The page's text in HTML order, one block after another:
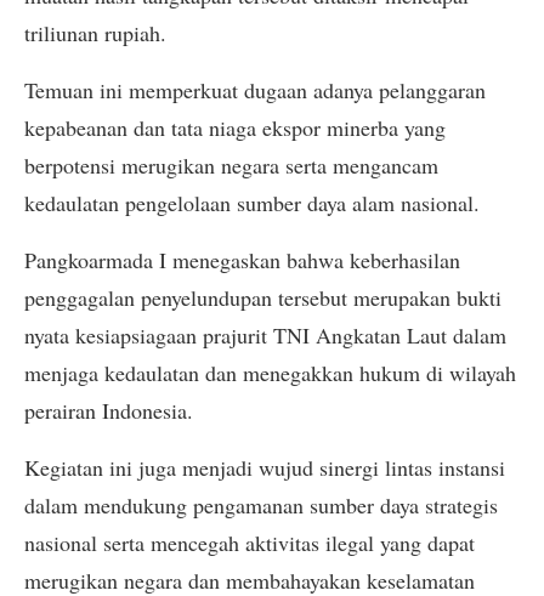
triliunan rupiah.
Temuan ini memperkuat dugaan adanya pelanggaran
kepabeanan dan tata niaga ekspor minerba yang
berpotensi merugikan negara serta mengancam
kedaulatan pengelolaan sumber daya alam nasional.
Pangkoarmada I menegaskan bahwa keberhasilan
penggagalan penyelundupan tersebut merupakan bukti
nyata kesiapsiagaan prajurit TNI Angkatan Laut dalam
menjaga kedaulatan dan menegakkan hukum di wilayah
perairan Indonesia.
Kegiatan ini juga menjadi wujud sinergi lintas instansi
dalam mendukung pengamanan sumber daya strategis
nasional serta mencegah aktivitas ilegal yang dapat
merugikan negara dan membahayakan keselamatan